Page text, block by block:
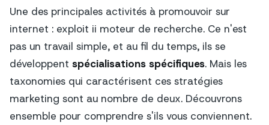
Une des principales activités à promouvoir sur
internet : exploit ii moteur de recherche. Ce n'est
pas un travail simple, et au fil du temps, ils se
développent spécialisations spécifiques. Mais les
taxonomies qui caractérisent ces stratégies
marketing sont au nombre de deux. Découvrons
ensemble pour comprendre s'ils vous conviennent.